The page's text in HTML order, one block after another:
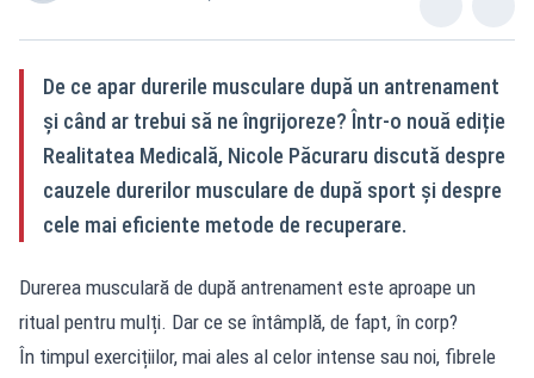
De ce apar durerile musculare după un antrenament
și când ar trebui să ne îngrijoreze? Într-o nouă ediție
Realitatea Medicală, Nicole Păcuraru discută despre
cauzele durerilor musculare de după sport și despre
cele mai eficiente metode de recuperare.
Durerea musculară de după antrenament este aproape un
ritual pentru mulți. Dar ce se întâmplă, de fapt, în corp?
În timpul exercițiilor, mai ales al celor intense sau noi, fibrele